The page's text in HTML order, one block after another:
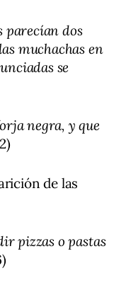
parecían dos
muchachas en
se
negra, y que
de las
pizzas o pastas